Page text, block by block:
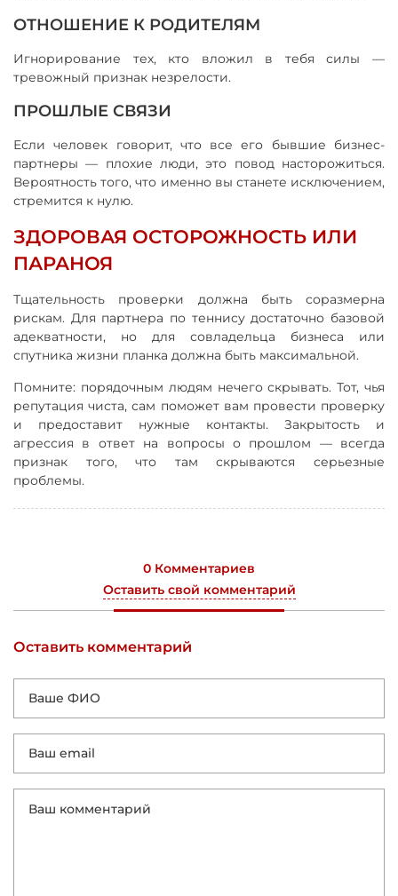
ОТНОШЕНИЕ К РОДИТЕЛЯМ
Игнорирование тех, кто вложил в тебя силы —
тревожный признак незрелости.
ПРОШЛЫЕ СВЯЗИ
Если человек говорит, что все его бывшие бизнес-
партнеры — плохие люди, это повод насторожиться.
Вероятность того, что именно вы станете исключением,
стремится к нулю.
ЗДОРОВАЯ ОСТОРОЖНОСТЬ ИЛИ
ПАРАНОЯ
Тщательность проверки должна быть соразмерна
рискам. Для партнера по теннису достаточно базовой
адекватности, но для совладельца бизнеса или
спутника жизни планка должна быть максимальной.
Помните: порядочным людям нечего скрывать. Тот, чья
репутация чиста, сам поможет вам провести проверку
и предоставит нужные контакты. Закрытость и
агрессия в ответ на вопросы о прошлом — всегда
признак того, что там скрываются серьезные
проблемы.
0 Комментариев
Оставить свой комментарий
Оставить комментарий